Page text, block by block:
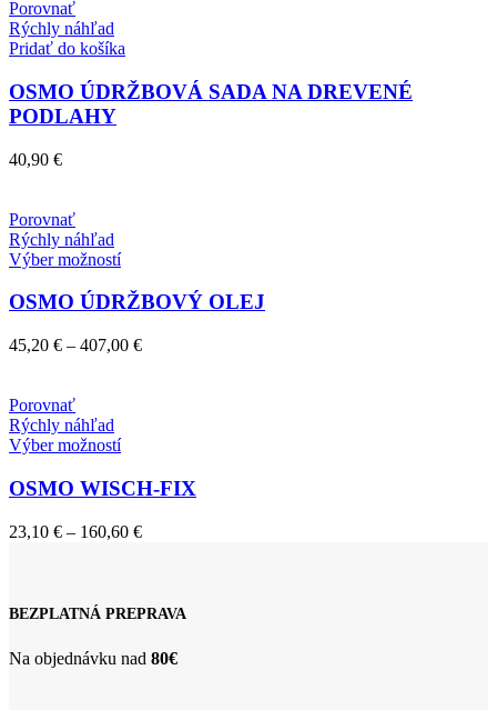
na
stránke
produktu.
Porovnať
Rýchly náhľad
Pridať do košíka
OSMO ÚDRŽBOVÁ SADA NA DREVENÉ
PODLAHY
40,90 €
Porovnať
Rýchly náhľad
Výber možnostíTento
má
variantov.
na
stránke
produktu.
OSMO ÚDRŽBOVÝ OLEJ
45,20 € – 407,00 €Price
Porovnať
Rýchly náhľad
Výber možnostíTento
má
viacero
variantov.
Možnosti
vybrať
na
produktu.
OSMO WISCH-FIX
23,10 € – 160,60 €Price
160,60 €
BEZPLATNÁ PREPRAVA
Na objednávku nad 80€